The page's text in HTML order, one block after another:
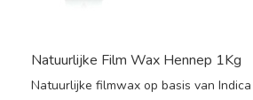
Natuurlijke Film Wax Hennep 1Kg
Natuurlijke filmwax op basis van